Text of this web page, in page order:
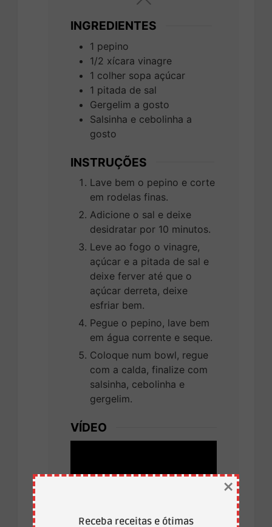
INGREDIENTES
1 pepino
1/2 xícara vinagre
1 colher sopa açúcar
1 pitada de sal
Gergelim a gosto
Salsinha e cebolinha a
gosto
INSTRUÇÕES
Lave bem o pepino e corte
em rodelas finas.
Adicione o sal e deixe
desidratar por 10 minutos.
Leve ao fogo o vinagre,
açúcar e a pitada de sal e
deixe ferver até que o
açúcar derreta, deixe
esfriar bem.
Pegue o pepino, lave bem
em água corrente e seque.
Coloque num bowl, regue
com a calda, finalize com
salsinha, cebolinha e
gergelim.
VÍDEO
Receba receitas e ótimas
×